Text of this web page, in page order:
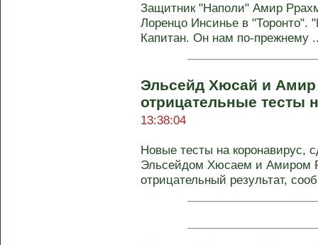
Защитник "Наполи" Амир
Лоренцо Инсинье в "Торонто".
Капитан. Он нам по-прежнему
Эльсейд Хюсай и
отрицательные тесты
13:38:04
Новые тесты на коронавирус,
Эльсейдом Хюсаем и Амиром
отрицательный результат,